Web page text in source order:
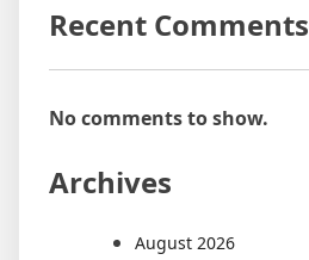
Recent Comments
No comments to show.
Archives
August 2026